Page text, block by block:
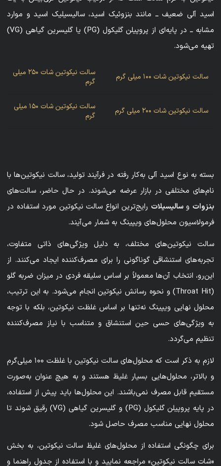
اسید آلی ضعیف ــ مانند بنزوئیک اسید، سالیسیلیک اسید و موارد
مشابه ــ در پایه‌ای از پروپیلن گلیکول (PG) یا گلیسرین گیاهی (VG)
تهیه می‌شود.
سالت نیکوتین شات ۱۰۰ میلی گرم
سالت نیکوتین شات ۲۵۰ میلی
گرم
سالت نیکوتین شات ۲۰۰ میلی گرم
سالت نیکوتین شات ۱۵۰ میلی
گرم
بسته به نوع اسید آلی به‌کار رفته در فرآیند تولید، سالت نیکوتین‌ها با
نام‌های مختلفی در بازار عرضه می‌شوند. در حال حاضر، سالت‌های
بنزوات وسالیسیلات رایج‌ترین انواع سالت نیکوتین مورد استفاده در
فرمولاسیون محلول‌های ویپینگ به شمار می‌آیند.
سالت نیکوتین‌های مختلف، به دلیل ویژگی‌های ذاتی متفاوت،
تجربه‌های استنشاقی گوناگونی را برای مصرف‌کننده ایجاد می‌کنند. از
این‌رو، انتخاب آن‌ها معمولاً بر اساس سلیقه فردی در میزان ضربه گلو
(Throat Hit) و نحوه رسانش نیکوتین انجام می‌شود. به این ترتیب،
محلول نهایی ویپینگ نه‌تنها بر اساس غلظت نیکوتین، بلکه با توجه
به ویژگی‌های حسی حین استنشاق و متناسب با نیاز مصرف‌کننده
تنظیم می‌گردد.
لازم به ذکر است که محلول‌های سالت نیکوتین با غلظت ۱۰۰ میلی‌گرم
و بالاتر، محلول‌هایی بسیار غلیظ هستند و به هیچ عنوان به‌صورت
مستقیم قابل مصرف نمی‌باشند. این محلول‌ها باید پیش از استفاده،
در پایه پروپیلن گلیکول (PG) و گلیسرین گیاهی (VG) رقیق شوند تا
محلول نهایی مناسب مصرف حاصل شود.
برای چگونگی استفاده از محلول‌های غلیظ سالت نیکوتین، به بخش
«شات سالت نیکوتین» مراجعه نمایید و با استفاده از جدول راهنما و